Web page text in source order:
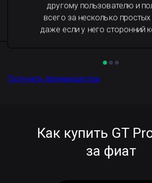
другому пользователю и
всего за несколько
даже если у него сторонний
Получить преимущества
Как купить GT
за фиат